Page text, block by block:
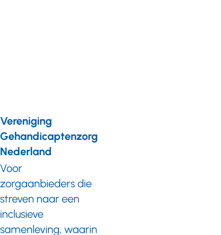
Vereniging
Gehandicaptenzorg
Nederland
Voor
zorgaanbieders die
streven naar een
inclusieve
samenleving, waarin